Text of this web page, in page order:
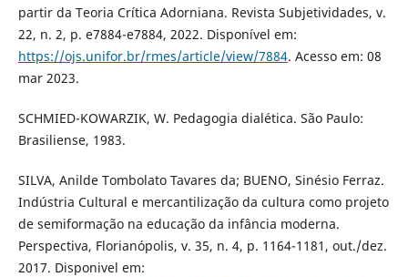
partir da Teoria Crítica Adorniana. Revista Subjetividades, v.
22, n. 2, p. e7884-e7884, 2022. Disponível em:
https://ojs.unifor.br/rmes/article/view/7884. Acesso em: 08
mar 2023.
SCHMIED-KOWARZIK, W. Pedagogia dialética. São Paulo:
Brasiliense, 1983.
SILVA, Anilde Tombolato Tavares da; BUENO, Sinésio Ferraz.
Indústria Cultural e mercantilização da cultura como projeto
de semiformação na educação da infância moderna.
Perspectiva, Florianópolis, v. 35, n. 4, p. 1164-1181, out./dez.
2017. Disponivel em: